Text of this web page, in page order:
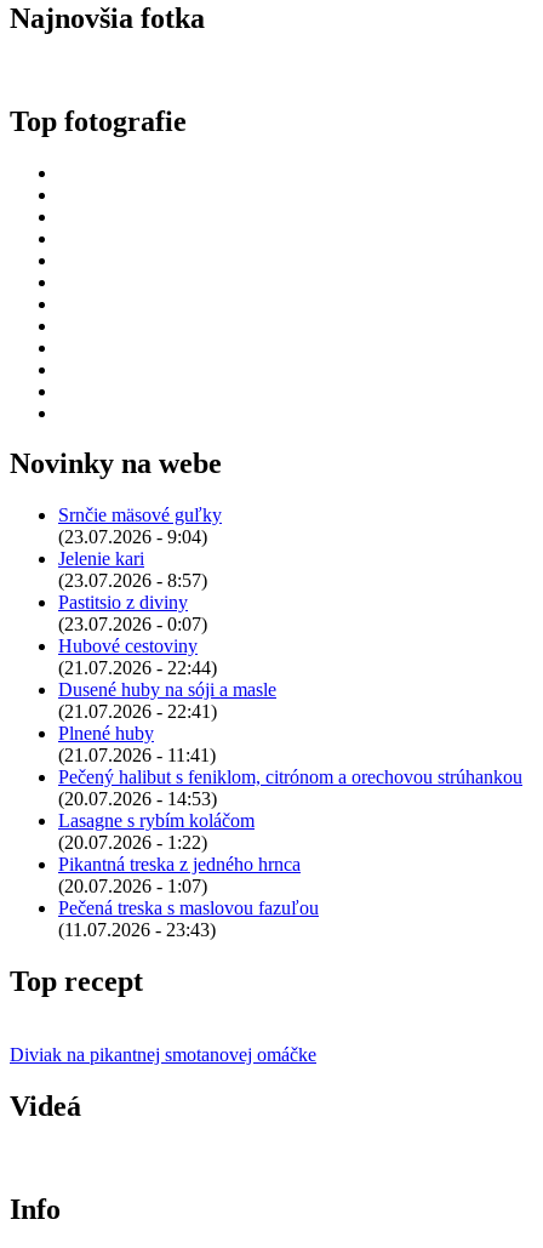
Najnovšia fotka
Top fotografie
Novinky na webe
Srnčie mäsové guľky
(23.07.2026 - 9:04)
Jelenie kari
(23.07.2026 - 8:57)
Pastitsio z diviny
(23.07.2026 - 0:07)
Hubové cestoviny
(21.07.2026 - 22:44)
Dusené huby na sóji a masle
(21.07.2026 - 22:41)
Plnené huby
(21.07.2026 - 11:41)
Pečený halibut s feniklom, citrónom a orechovou strúhankou
(20.07.2026 - 14:53)
Lasagne s rybím koláčom
(20.07.2026 - 1:22)
Pikantná treska z jedného hrnca
(20.07.2026 - 1:07)
Pečená treska s maslovou fazuľou
(11.07.2026 - 23:43)
Top recept
Diviak na pikantnej smotanovej omáčke
Videá
Info